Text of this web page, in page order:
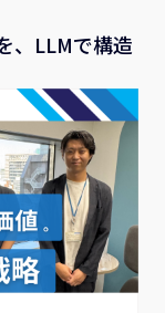
、LLMで構造